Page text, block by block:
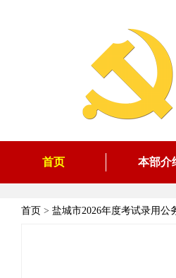
首页 本部介
首页 > 盐城市2026年度考试录用公